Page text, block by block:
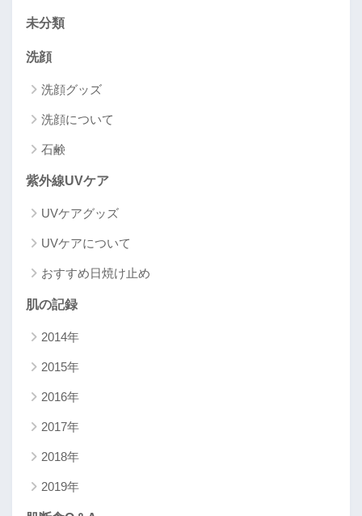
未分類
洗顔
洗顔グッズ
洗顔について
石鹸
紫外線UVケア
UVケアグッズ
UVケアについて
おすすめ日焼け止め
肌の記録
2014年
2015年
2016年
2017年
2018年
2019年